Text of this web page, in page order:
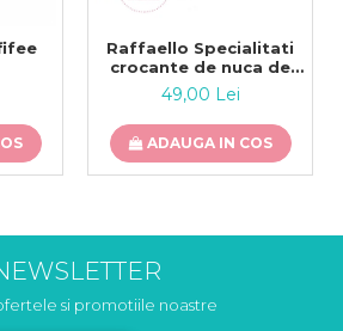
Raffaello Specialitati
crocante de nuca de
cocos 230g
49,00 Lei
ADAUGA IN COS
si promotiile noastre